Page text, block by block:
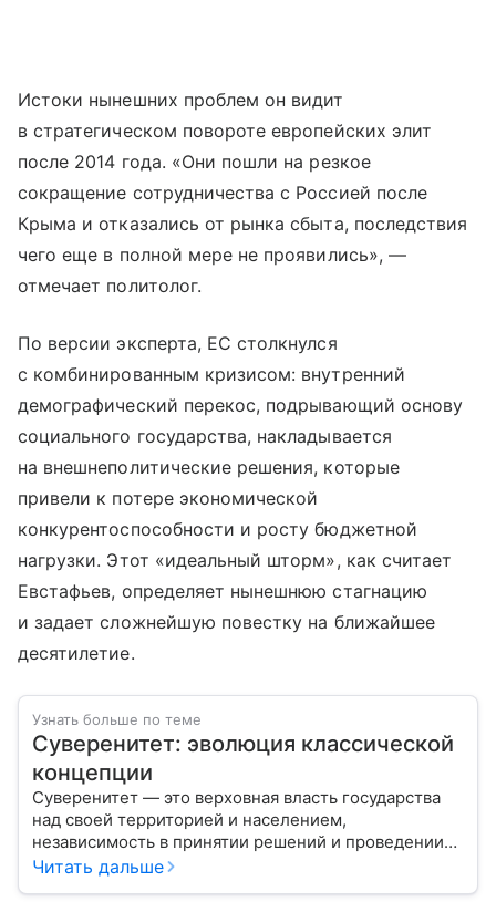
Истоки нынешних проблем он видит
в стратегическом повороте европейских элит
после 2014 года. «Они пошли на резкое
сокращение сотрудничества с Россией после
Крыма и отказались от рынка сбыта, последствия
чего еще в полной мере не проявились», —
отмечает политолог.
По версии эксперта, ЕС столкнулся
с комбинированным кризисом: внутренний
демографический перекос, подрывающий основу
социального государства, накладывается
на внешнеполитические решения, которые
привели к потере экономической
конкурентоспособности и росту бюджетной
нагрузки. Этот «идеальный шторм», как считает
Евстафьев, определяет нынешнюю стагнацию
и задает сложнейшую повестку на ближайшее
десятилетие.
Узнать больше по теме
Суверенитет: эволюция классической
концепции
Суверенитет — это верховная власть государства
над своей территорией и населением,
независимость в принятии решений и проведении
внешней политики.
Читать дальше